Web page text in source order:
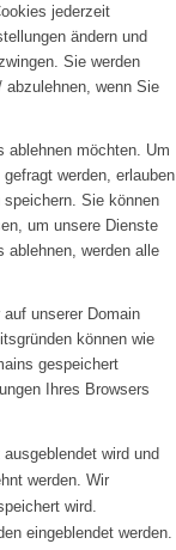
jederzeit
ändern und
Sie werden
wenn Sie
ablehnen möchten. Um
werden, erlauben
Sie können
um unsere Dienste
ablehnen, werden alle
unserer Domain
können wie
gespeichert
Ihres Browsers
wird und
werden. Wir
wird.
eingeblendet werden.